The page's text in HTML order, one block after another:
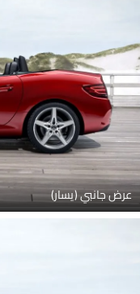
عرض جانبي (يسار)